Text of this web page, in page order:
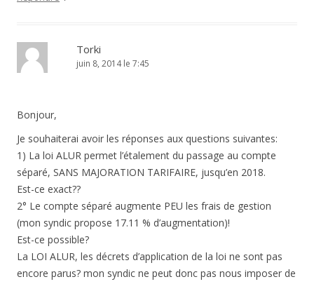
Torki
juin 8, 2014 le 7:45
Bonjour,
Je souhaiterai avoir les réponses aux questions suivantes:
1) La loi ALUR permet l’étalement du passage au compte
séparé, SANS MAJORATION TARIFAIRE, jusqu’en 2018.
Est-ce exact??
2° Le compte séparé augmente PEU les frais de gestion
(mon syndic propose 17.11 % d’augmentation)!
Est-ce possible?
La LOI ALUR, les décrets d’application de la loi ne sont pas
encore parus? mon syndic ne peut donc pas nous imposer de